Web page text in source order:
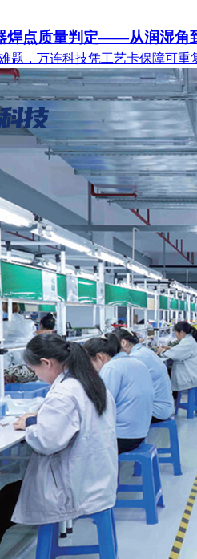
焊点质量判定——从润湿角
题，万连科技凭工艺卡保障可重